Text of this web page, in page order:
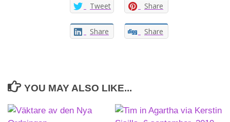
Tweet Share
Share Share
YOU MAY ALSO LIKE...